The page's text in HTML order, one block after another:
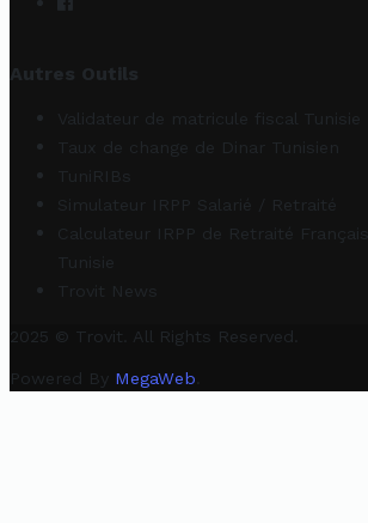
Autres Outils
Validateur de matricule fiscal Tunisie
Taux de change de Dinar Tunisien
TuniRIBs
Simulateur IRPP Salarié / Retraité
Calculateur IRPP de Retraité
Tunisie
Trovit News
2025 © Trovit. All Rights Reserved.
Powered By MegaWeb